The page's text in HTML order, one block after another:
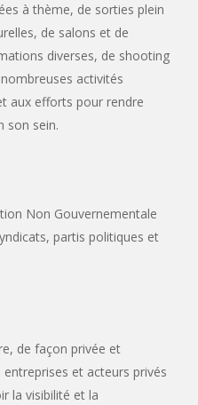
à thème, de sorties plein
de salons et de
diverses, de shooting
activités
aux efforts pour rendre
son sein.
Non Gouvernementale
partis politiques et
de façon privée et
et acteurs privés
la visibilité et la